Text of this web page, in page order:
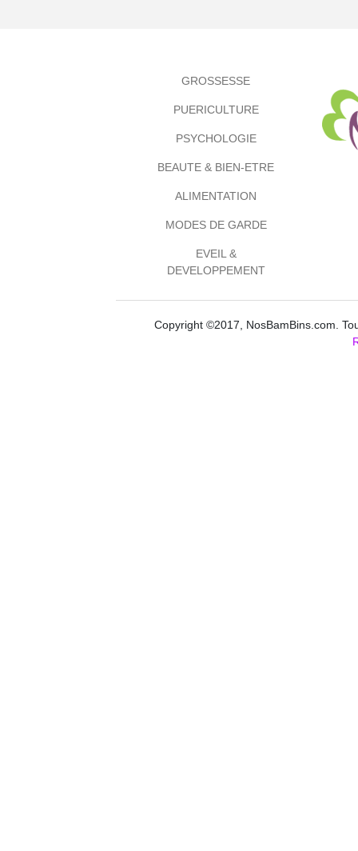
GROSSESSE
PUERICULTURE
PSYCHOLOGIE
BEAUTE & BIEN-ETRE
ALIMENTATION
MODES DE GARDE
EVEIL &
DEVELOPPEMENT
Copyright ©2017, NosBamBins.com.